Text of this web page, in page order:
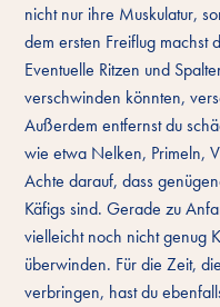
nicht nur ihre Muskulatur,
dem ersten Freiflug machst
Eventuelle Ritzen und
verschwinden könnten,
Außerdem entfernst du
wie etwa Nelken, Primeln,
Achte darauf, dass
Käfigs sind. Gerade zu
vielleicht noch nicht genug
überwinden. Für die Zeit,
verbringen, hast du